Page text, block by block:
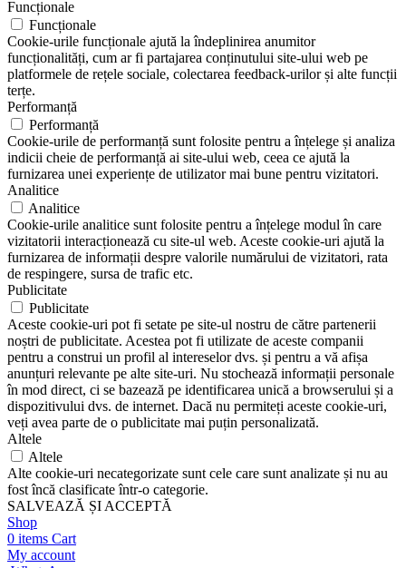
Funcționale
Funcționale
Cookie-urile funcționale ajută la îndeplinirea anumitor
funcționalități, cum ar fi partajarea conținutului site-ului web pe
platformele de rețele sociale, colectarea feedback-urilor și alte funcții
terțe.
Performanță
Performanță
Cookie-urile de performanță sunt folosite pentru a înțelege și analiza
indicii cheie de performanță ai site-ului web, ceea ce ajută la
furnizarea unei experiențe de utilizator mai bune pentru vizitatori.
Analitice
Analitice
Cookie-urile analitice sunt folosite pentru a înțelege modul în care
vizitatorii interacționează cu site-ul web. Aceste cookie-uri ajută la
furnizarea de informații despre valorile numărului de vizitatori, rata
de respingere, sursa de trafic etc.
Publicitate
Publicitate
Aceste cookie-uri pot fi setate pe site-ul nostru de către partenerii
noștri de publicitate. Acestea pot fi utilizate de aceste companii
pentru a construi un profil al intereselor dvs. și pentru a vă afișa
anunțuri relevante pe alte site-uri. Nu stochează informații personale
în mod direct, ci se bazează pe identificarea unică a browserului și a
dispozitivului dvs. de internet. Dacă nu permiteți aceste cookie-uri,
veți avea parte de o publicitate mai puțin personalizată.
Altele
Altele
Alte cookie-uri necategorizate sunt cele care sunt analizate și nu au
fost încă clasificate într-o categorie.
SALVEAZĂ ȘI ACCEPTĂ
Shop
0 items Cart
My account